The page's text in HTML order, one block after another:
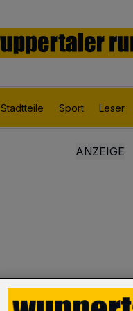
Stadtteile Sport Leser